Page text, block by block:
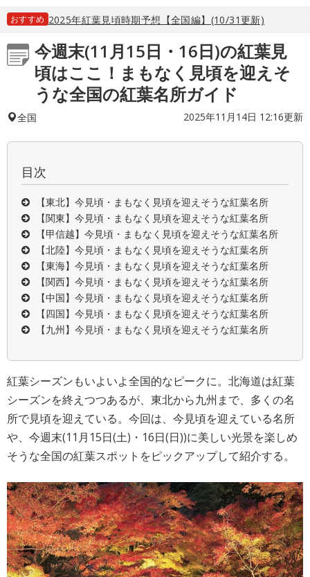
おすすめ 2025年紅葉見頃時期予想【全国編】(10/31更新)
今週末(11月15日・16日)の紅葉見
頃はここ！まもなく見頃を迎えそ
うな全国の紅葉名所ガイド
全国 2025年11月14日 12:16更新
目次
【東北】今見頃・まもなく見頃を迎えそうな紅葉名所
【関東】今見頃・まもなく見頃を迎えそうな紅葉名所
【甲信越】今見頃・まもなく見頃を迎えそうな紅葉名所
【北陸】今見頃・まもなく見頃を迎えそうな紅葉名所
【東海】今見頃・まもなく見頃を迎えそうな紅葉名所
【関西】今見頃・まもなく見頃を迎えそうな紅葉名所
【中国】今見頃・まもなく見頃を迎えそうな紅葉名所
【四国】今見頃・まもなく見頃を迎えそうな紅葉名所
【九州】今見頃・まもなく見頃を迎えそうな紅葉名所
紅葉シーズンもいよいよ全国的なピークに。北海道は紅葉
シーズンを終えつつあるが、東北から九州まで、多くの名
所で見頃を迎えている。今回は、今見頃を迎えている名所
や、今週末(11月15日(土)・16日(日))に美しい光景を楽しめ
そうな全国の紅葉スポットをピックアップして紹介する。